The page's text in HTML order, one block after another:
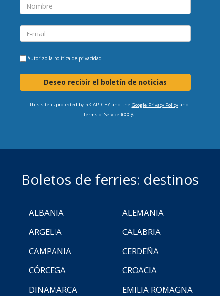
Autorizo la política de privacidad
Deseo recibir el boletín de noticias
This site is protected by reCAPTCHA and the Google Privacy Policyand
Terms of Serviceapply.
Boletos de ferries: destinos
ALBANIA
ALEMANIA
ARGELIA
CALABRIA
CAMPANIA
CERDEÑA
CÓRCEGA
CROACIA
DINAMARCA
EMILIA ROMAGNA